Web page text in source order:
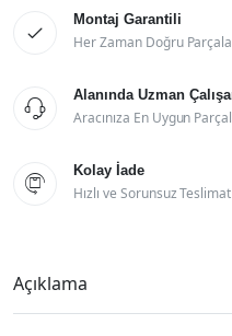

Montaj Garantili
Her Zaman Doğru

Alanında Uzman
Aracınıza En Uygun

Kolay İade
Hızlı ve Sorunsuz Teslimat
Açıklama